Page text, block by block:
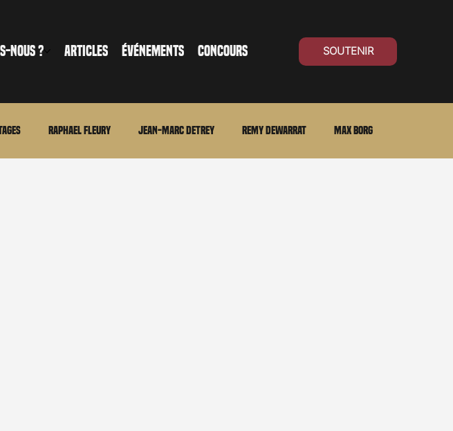
NOUS ? ARTICLES ÉVÉNEMENTS CONCOURS SOUTENIR
Raphael Fleury Jean-Marc Detrey Remy Dewarrat Max Borg